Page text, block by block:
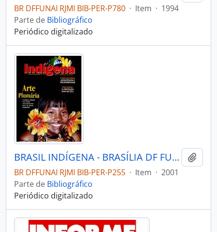
BR DFFUNAI RJMI BIB-PER-P780 · Item · 1994
Parte de Bibliográfico
Periódico digitalizado
BRASIL INDÍGENA - BRASÍLIA DF FUNDAÇÃO NACIONAL DO ÍNDIO - 2001 - Nº07
BR DFFUNAI RJMI BIB-PER-P255 · Item · 2001
Parte de Bibliográfico
Periódico digitalizado